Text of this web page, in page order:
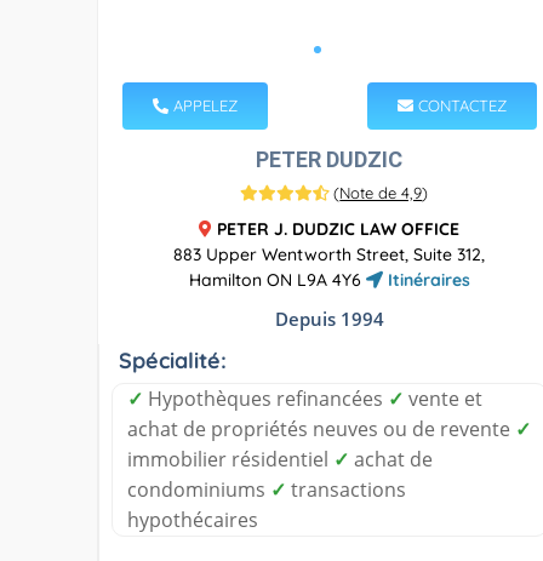
APPELEZ CONTACTEZ
PETER DUDZIC
(Note de 4,9)
PETER J. DUDZIC LAW OFFICE
883 Upper Wentworth Street, Suite 312,
Hamilton ON L9A 4Y6
Itinéraires
Depuis 1994
Spécialité:
✓ Hypothèques refinancées ✓ vente et
achat de propriétés neuves ou de revente ✓
immobilier résidentiel ✓ achat de
condominiums ✓ transactions
hypothécaires